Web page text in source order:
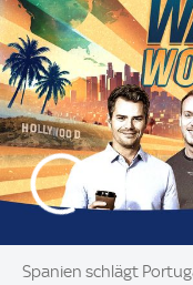
Spanien schlägt